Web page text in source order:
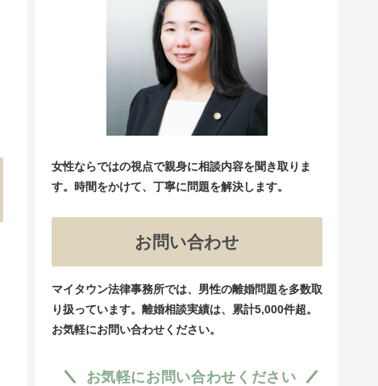
女性ならではの視点で親身に相談内容を聞き取りま
す。時間をかけて、丁寧に問題を解決します。
お問い合わせ
マイタウン法律事務所では、男性の離婚問題を多数取
り扱っています。離婚相談実績は、累計5,000件超。
お気軽にお問い合わせください。
お気軽にお問い合わせください